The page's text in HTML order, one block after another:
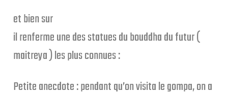
et bien sur
il renferme une des statues du bouddha du futur (
maitreya ) les plus connues :
Petite anecdote : pendant qu’on visita le gompa, on a